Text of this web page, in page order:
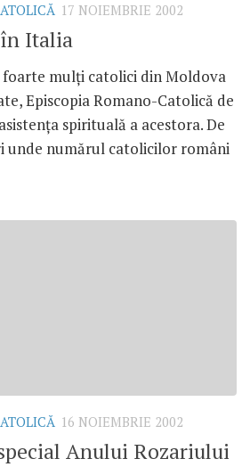
17 NOIEMBRIE 2002
Italia
mulţi catolici din Moldova
Episcopia Romano-Catolică de
spirituală a acestora. De
unde numărul catolicilor români
16 NOIEMBRIE 2002
Anului Rozariului